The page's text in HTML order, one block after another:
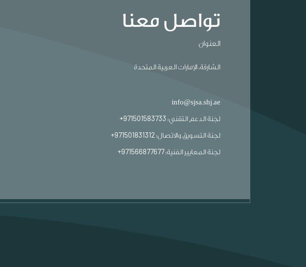
تواصل معنا
العنوان
الشارقة، الإمارات العربية المتحدة
info@sjsa.shj.ae
لجنة الدعم التقني: 971501583733+
لجنة التسويق والاتصال: 971501831312+
لجنة المعايير الفنية:971566877677+